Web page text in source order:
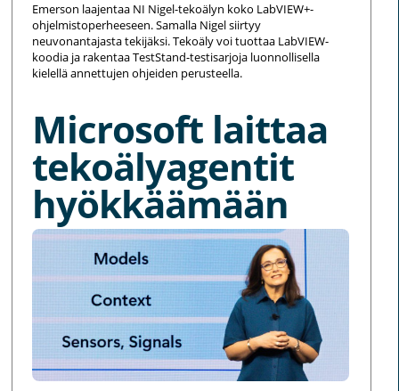
Emerson laajentaa NI Nigel-tekoälyn koko LabVIEW+-
ohjelmistoperheeseen. Samalla Nigel siirtyy
neuvonantajasta tekijäksi. Tekoäly voi tuottaa LabVIEW-
koodia ja rakentaa TestStand-testisarjoja luonnollisella
kielellä annettujen ohjeiden perusteella.
Microsoft laittaa
tekoälyagentit
hyökkäämään